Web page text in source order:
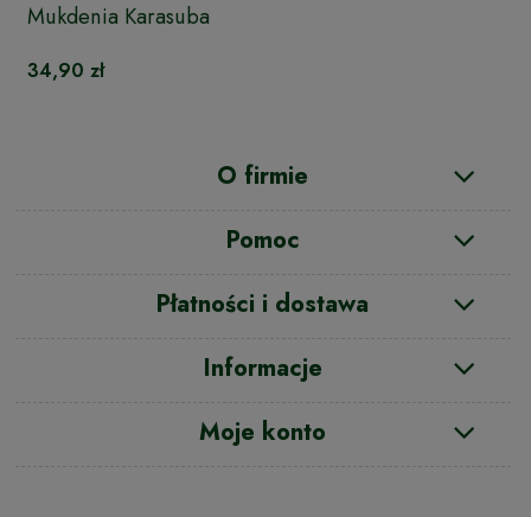
Mukdenia Karasuba
34,90 zł
O firmie
Pomoc
Płatności i dostawa
Informacje
Moje konto